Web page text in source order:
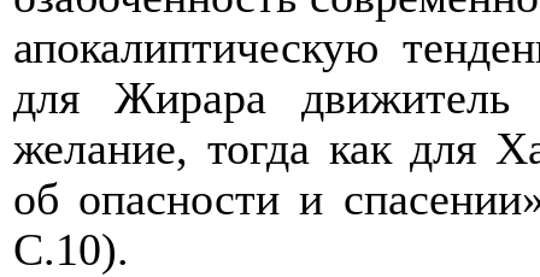
апокалиптическую
для Жирара
желание, тогда как для
об опасности и
С.10).